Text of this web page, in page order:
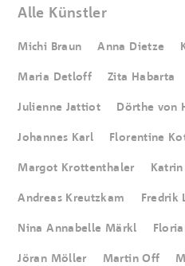
Alle Künstler
Michi Braun Anna Dietze
Maria Detloff Zita Habarta
Julienne Jattiot Dörthe von
Johannes Karl Florentine
Margot Krottenthaler
Andreas Kreutzkam Fredrik
Nina Annabelle Märkl
Jöran Möller Martin Off